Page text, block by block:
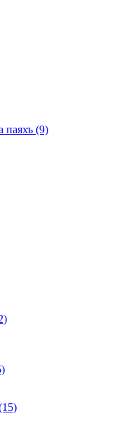
паяхъ (9)